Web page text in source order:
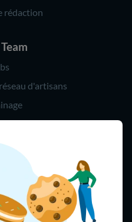
rédaction
d'artisans
!
(8h-21h)